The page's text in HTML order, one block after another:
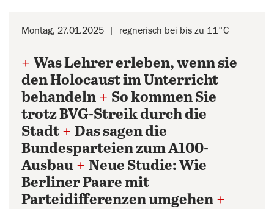
Montag, 27.01.2025 regnerisch bei bis zu 11°C
+ Was Lehrer erleben, wenn sie
den Holocaust im Unterricht
behandeln + So kommen Sie
trotz BVG-Streik durch die
Stadt + Das sagen die
Bundesparteien zum A100-
Ausbau + Neue Studie: Wie
Berliner Paare mit
Parteidifferenzen umgehen +